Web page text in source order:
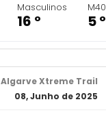
Masculinos
16 º
M40
5 º
Algarve Xtreme Trail
08, Junho de 2025